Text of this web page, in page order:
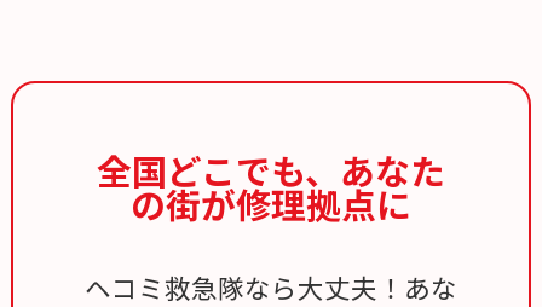
全国どこでも、 あなた
の街が修理拠点に
ヘコミ救急隊なら大丈夫！あな